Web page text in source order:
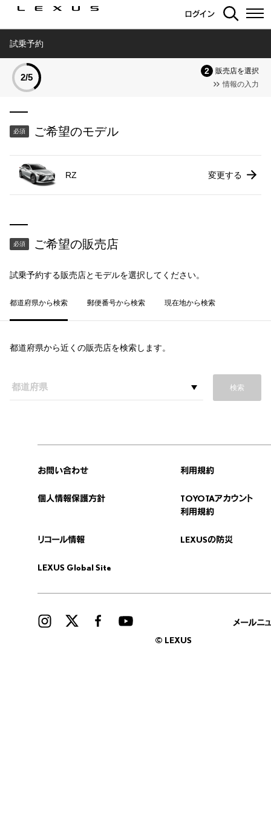
ログイン
試乗予約
2/5
販売店を選択
情報の入力
必須 ご希望のモデル
RZ 変更する
必須 ご希望の販売店
試乗予約する販売店とモデルを選択してください。
都道府県から検索 郵便番号から検索 現在地から検索
都道府県から近くの販売店を検索します。
検索
お問い合わせ 利用規約
個人情報保護方針
TOYOTAアカウント
利用規約
リコール情報 LEXUSの防災
LEXUS Global Site
メールニ
© LEXUS